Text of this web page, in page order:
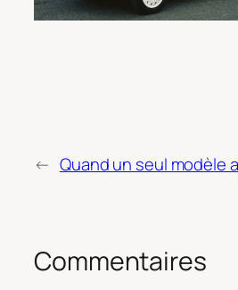
← Quand un seul modèle
Commentaires